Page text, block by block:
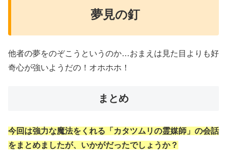
夢見の釘
他者の夢をのぞこうというのか…おまえは見た目よりも好
奇心が強いようだの！オホホホ！
まとめ
今回は強力な魔法をくれる「カタツムリの霊媒師」の会話
をまとめましたが、いかがだったでしょうか？